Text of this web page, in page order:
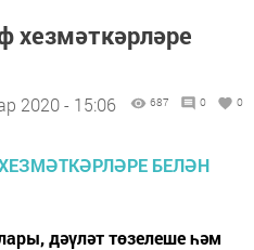
хезмәткәрләре
2020 - 15:06 687 0 0
дәүләт төзелеше һәм